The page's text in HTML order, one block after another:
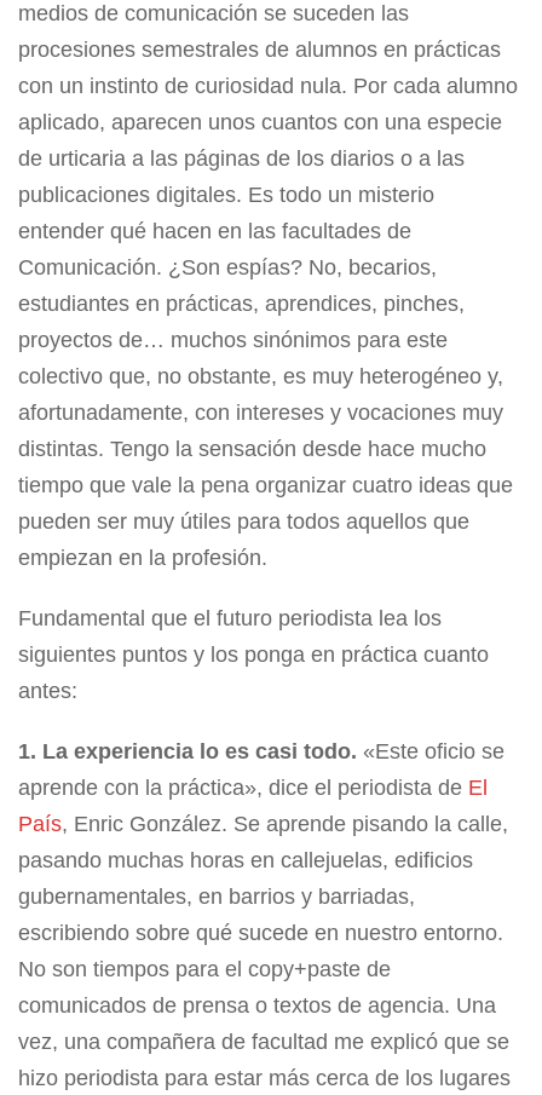
medios de comunicación se suceden las
procesiones semestrales de alumnos en prácticas
con un instinto de curiosidad nula. Por cada alumno
aplicado, aparecen unos cuantos con una especie
de urticaria a las páginas de los diarios o a las
publicaciones digitales. Es todo un misterio
entender qué hacen en las facultades de
Comunicación. ¿Son espías? No, becarios,
estudiantes en prácticas, aprendices, pinches,
proyectos de… muchos sinónimos para este
colectivo que, no obstante, es muy heterogéneo y,
afortunadamente, con intereses y vocaciones muy
distintas. Tengo la sensación desde hace mucho
tiempo que vale la pena organizar cuatro ideas que
pueden ser muy útiles para todos aquellos que
empiezan en la profesión.
Fundamental que el futuro periodista lea los
siguientes puntos y los ponga en práctica cuanto
antes:
1. La experiencia lo es casi todo. «Este oficio se
aprende con la práctica», dice el periodista de El
País, Enric González. Se aprende pisando la calle,
pasando muchas horas en callejuelas, edificios
gubernamentales, en barrios y barriadas,
escribiendo sobre qué sucede en nuestro entorno.
No son tiempos para el copy+paste de
comunicados de prensa o textos de agencia. Una
vez, una compañera de facultad me explicó que se
hizo periodista para estar más cerca de los lugares